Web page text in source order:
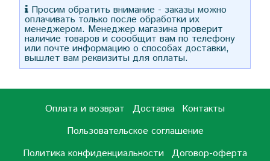
Просим обратить внимание - заказы можно
оплачивать только после обработки их
менеджером. Менеджер магазина проверит
наличие товаров и соообщит вам по телефону
или почте информацию о способах доставки,
вышлет вам реквизиты для оплаты.
Оплата и возврат Доставка Контакты
Пользовательское соглашение
Политика конфиденциальности Договор-оферта